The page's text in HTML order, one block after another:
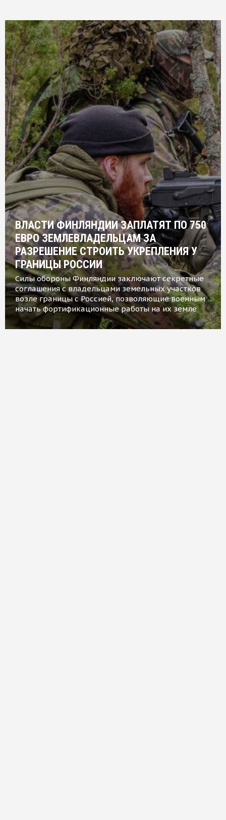
ВЛАСТИ ФИНЛЯНДИИ ЗАПЛАТЯТ ПО 750
ЕВРО ЗЕМЛЕВЛАДЕЛЬЦАМ ЗА
РАЗРЕШЕНИЕ СТРОИТЬ УКРЕПЛЕНИЯ У
ГРАНИЦЫ РОССИИ
Силы обороны Финляндии заключают секретные
соглашения с владельцами земельных участков
возле границы с Россией, позволяющие военным
начать фортификационные работы на их земле